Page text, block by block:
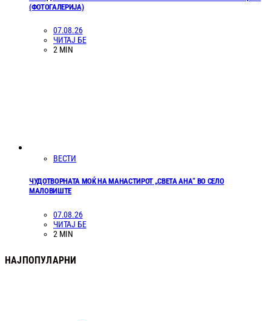
(ФОТОГАЛЕРИЈА)
07.08.26
ЧИТАЈ БЕ
2 MIN
ВЕСТИ
ЧУДОТВОРНАТА МОЌ НА МАНАСТИРОТ „СВЕТА АНА“ ВО СЕЛО
МАЛОВИШТЕ
07.08.26
ЧИТАЈ БЕ
2 MIN
НАЈПОПУЛАРНИ